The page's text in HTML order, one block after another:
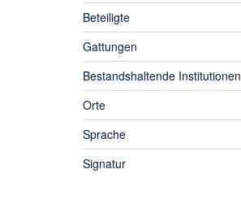
Beteiligte
Gattungen
Bestandshaltende Institutionen
Orte
Sprache
Signatur